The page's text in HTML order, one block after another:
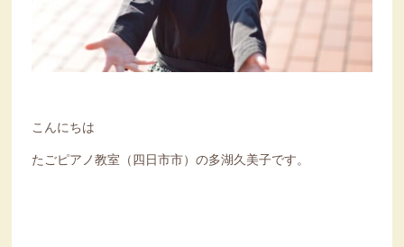
こんにちは
たごピアノ教室（四日市市）の多湖久美子です。